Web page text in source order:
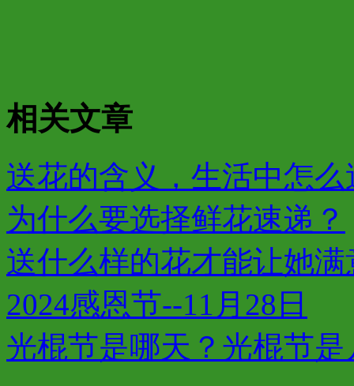
相关文章
送花的含义，生活中怎么
为什么要选择鲜花速递？
送什么样的花才能让她满
2024感恩节--11月28日
光棍节是哪天？光棍节